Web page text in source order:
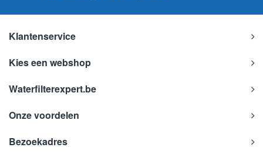
Klantenservice
Kies een webshop
Waterfilterexpert.be
Onze voordelen
Bezoekadres